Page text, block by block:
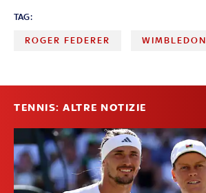
TAG:
ROGER FEDERER WIMBLEDON
TENNIS: ALTRE NOTIZIE